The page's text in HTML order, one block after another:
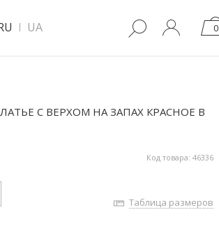
UA 0
С ВЕРХОМ НА ЗАПАХ КРАСНОЕ В
Код товара: 46336
Таблица размеров